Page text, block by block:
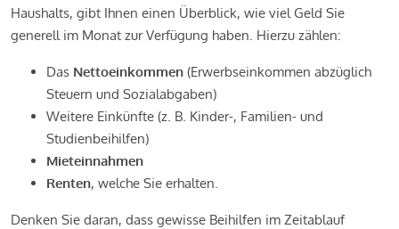
Haushalts, gibt Ihnen einen Überblick, wie viel Geld Sie
generell im Monat zur Verfügung haben. Hierzu zählen:
Das Nettoeinkommen (Erwerbseinkommen abzüglich
Steuern und Sozialabgaben)
Weitere Einkünfte (z. B. Kinder-, Familien- und
Studienbeihilfen)
Mieteinnahmen
Renten, welche Sie erhalten.
Denken Sie daran, dass gewisse Beihilfen im Zeitablauf